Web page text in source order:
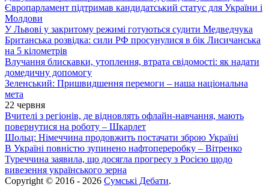
Європарламент підтримав кандидатський статус для України і
Молдови
У Львові у закритому режимі готуються судити Медведчука
Британська розвідка: сили РФ просунулися в бік Лисичанська
на 5 кілометрів
Влучання блискавки, утоплення, втрата свідомості: як надати
домедичну допомогу
Зеленський: Пришвидшення перемоги – наша національна
мета
22 червня
Вчителі з регіонів, де відновлять офлайн-навчання, мають
повернутися на роботу – Шкарлет
Шольц: Німеччина продовжить постачати зброю Україні
В Україні повністю зупинено нафтопереробку – Вітренко
Туреччина заявила, що досягла прогресу з Росією щодо
вивезення українського зерна
Copyright © 2016 - 2026 Сумські Дебати.